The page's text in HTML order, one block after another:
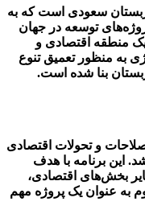
سعودی است که به
توسعه در جهان
منطقه اقتصادی و
به منظور تعمیق تنوع
بنا شده است.
و تحولات اقتصادی
۲۰۳۰” معرفی شد. این برنامه با هدف
بخش‌های اقتصادی،
به عنوان یک پروژه مهم